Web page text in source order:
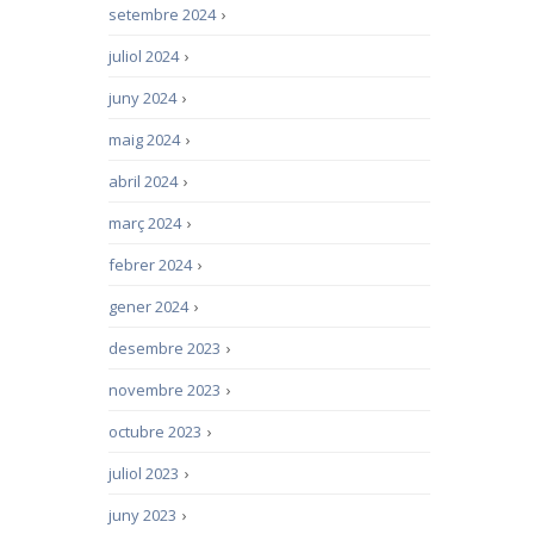
›
setembre 2024
›
juliol 2024
›
juny 2024
›
maig 2024
›
abril 2024
›
març 2024
›
febrer 2024
›
gener 2024
›
desembre 2023
›
novembre 2023
›
octubre 2023
›
juliol 2023
›
juny 2023